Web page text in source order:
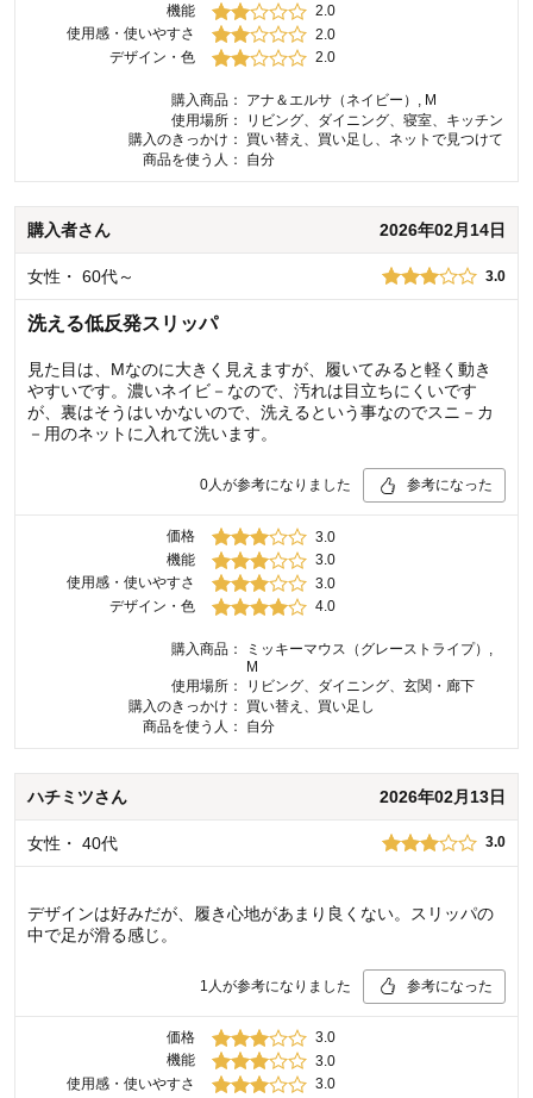
機能
2.0
使用感・使いやすさ
2.0
デザイン・色
2.0
購入商品：
アナ＆エルサ（ネイビー）, M
使用場所：
リビング、ダイニング、寝室、キッチン
購入のきっかけ：
買い替え、買い足し、ネットで見つけて
商品を使う人：
自分
購入者さん 2026年02月14日
女性 ・ 60代～ 3.0
洗える低反発スリッパ
見た目は、Mなのに大きく見えますが、履いてみると軽く動き
やすいです。濃いネイビ－なので、汚れは目立ちにくいです
が、裏はそうはいかないので、洗えるという事なのでスニ－カ
－用のネットに入れて洗います。
0人が参考になりました 参考になった
価格
3.0
機能
3.0
使用感・使いやすさ
3.0
デザイン・色
4.0
購入商品：
ミッキーマウス（グレーストライプ）,
M
使用場所：
リビング、ダイニング、玄関・廊下
購入のきっかけ：
買い替え、買い足し
商品を使う人：
自分
ハチミツさん 2026年02月13日
女性 ・ 40代 3.0
デザインは好みだが、履き心地があまり良くない。スリッパの
中で足が滑る感じ。
1 人が参考になりました 参考になった
価格
3.0
機能
3.0
使用感・使いやすさ
3.0